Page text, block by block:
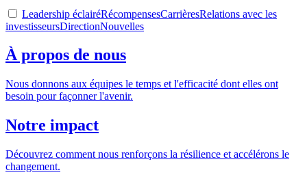
Leadership éclairéRécompensesCarrièresRelations avec les
investisseursDirectionNouvelles
À propos de nous
Nous donnons aux équipes le temps et l'efficacité dont elles ont
besoin pour façonner l'avenir.
Notre impact
Découvrez comment nous renforçons la résilience et accélérons le
changement.